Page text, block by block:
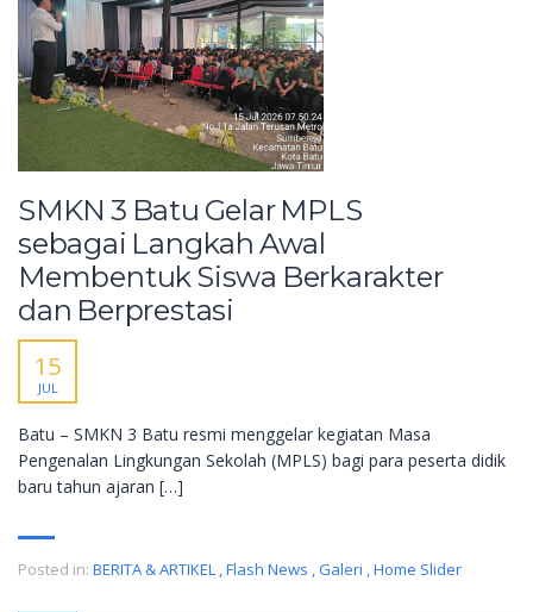
SMKN 3 Batu Gelar MPLS
sebagai Langkah Awal
Membentuk Siswa Berkarakter
dan Berprestasi
15
JUL
Batu – SMKN 3 Batu resmi menggelar kegiatan Masa
Pengenalan Lingkungan Sekolah (MPLS) bagi para peserta didik
baru tahun ajaran […]
Posted in: BERITA & ARTIKEL ,Flash News ,Galeri ,Home Slider